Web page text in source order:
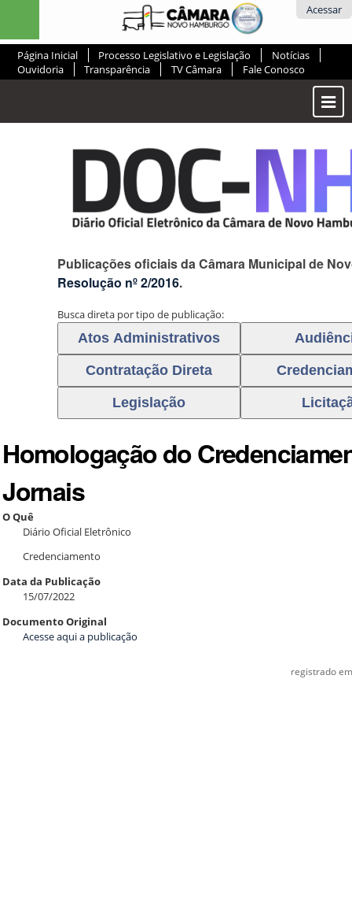
Acessar
Página Inicial Processo Legislativo e Legislação
Notícias
Ouvidoria
Transparência TV Câmara Fale Conosco
ou
Publicações oficiais da Câmara Municipal de
Resolução nº 2/2016.
Busca direta por tipo de publicação:
Homologação do
Jornais
O Quê
Diário Oficial Eletrônico
Credenciamento
Data da Publicação
15/07/2022
Documento Original
Acesse aqui a publicação
registrado